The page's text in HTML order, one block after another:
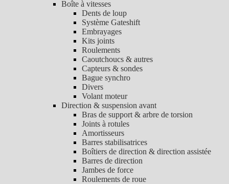
Boîte à vitesses
Dents de loup
Système Gateshift
Embrayages
Kits joints
Roulements
Caoutchoucs & autres
Capteurs & sondes
Bague synchro
Divers
Volant moteur
Direction & suspension avant
Bras de support & arbre de torsion
Joints à rotules
Amortisseurs
Barres stabilisatrices
Boîtiers de direction & direction assistée
Barres de direction
Jambes de force
Roulements de roue